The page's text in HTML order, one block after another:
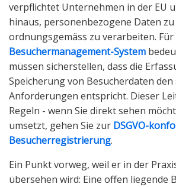
verpflichtet Unternehmen in der EU
hinaus, personenbezogene Daten
ordnungsgemäss zu verarbeiten.
Besuchermanagement-System
müssen sicherstellen, dass die
Speicherung von Besucherdaten den
Anforderungen entspricht. Dieser
Regeln - wenn Sie direkt sehen
umsetzt, gehen Sie zur DSGVO-
Besucherregistrierung.
Ein Punkt vorweg, weil er in der
übersehen wird: Eine offen liegende